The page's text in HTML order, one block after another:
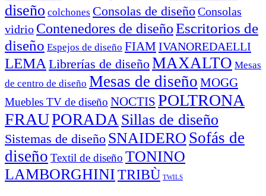
diseño colchones Consolas de diseñoConsolas
vidrio Contenedores de diseñoEscritorios de
diseño Espejos de diseño FIAM IVANOREDAELLI
LEMA Librerías de diseñoMAXALTO Mesas
de centro de diseño Mesas de diseño MOGG
Muebles TV de diseño NOCTIS POLTRONA
FRAUPORADASillas de diseño
Sistemas de diseño SNAIDERO Sofás de
diseño Textil de diseño TONINO
LAMBORGHINITRIBÙ TWILS